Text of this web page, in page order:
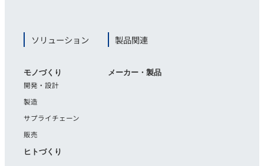
ソリューション
モノづくり
開発・設計
製造
サプライチェーン
販売
ヒトづくり
製品関連
メーカー・製品